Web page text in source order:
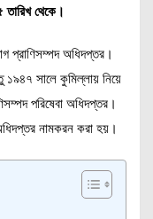
থেকে।
প্রাণিসম্পদ অধিদপ্তর।
১৯৪৭ সালে কুমিল্লায় নিয়ে
পরিষেবা অধিদপ্তর।
নামকরন করা হয়।